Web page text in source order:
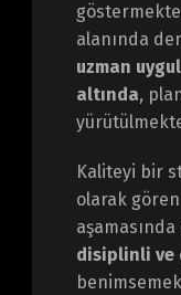
alanında
uzman
altında,
Kaliteyi bir
olarak
aşamasında
disiplinli ve